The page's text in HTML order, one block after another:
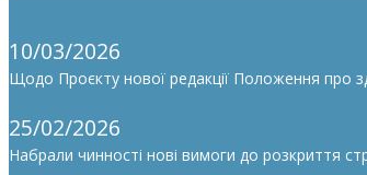
10/03/2026
Щодо Проєкту нової редакції Положення про
25/02/2026
Набрали чинності нові вимоги до розкриття